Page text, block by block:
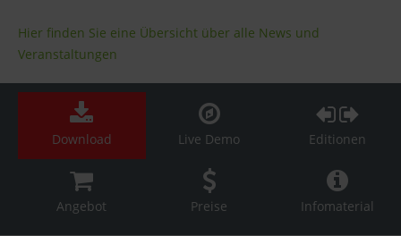
Hier finden Sie eine Übersicht über alle News und
Veranstaltungen
Download Live Demo Editionen
Angebot Preise Infomaterial